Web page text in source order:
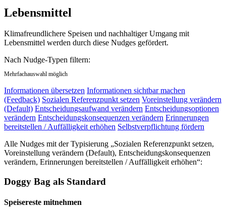
Lebensmittel
Klimafreundlichere Speisen und nachhaltiger Umgang mit
Lebensmittel werden durch diese Nudges gefördert.
Nach Nudge-Typen filtern:
Mehrfachauswahl möglich
Informationen übersetzen Informationen sichtbar machen
(Feedback) Sozialen Referenzpunkt setzen Voreinstellung verändern
(Default) Entscheidungsaufwand verändern Entscheidungsoptionen
verändern Entscheidungskonsequenzen verändern Erinnerungen
bereitstellen / Auffälligkeit erhöhen Selbstverpflichtung fördern
Alle Nudges mit der Typisierung „Sozialen Referenzpunkt setzen,
Voreinstellung verändern (Default), Entscheidungskonsequenzen
verändern, Erinnerungen bereitstellen / Auffälligkeit erhöhen“:
Doggy Bag als Standard
Speisereste mitnehmen